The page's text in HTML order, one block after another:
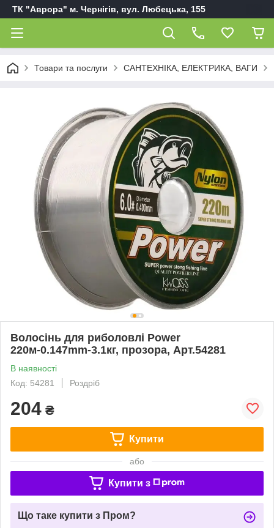
ТК "Аврора" м. Чернігів, вул. Любецька, 155
Товари та послуги САНТЕХНІКА, ЕЛЕКТРИКА, ВАГИ
Волосінь для риболовлі Power
220м-0.147mm-3.1кг, прозора, Арт.54281
В наявності
Код: 54281
Роздріб
204 ₴
Купити
або
Купити з
Що таке купити з Пром?